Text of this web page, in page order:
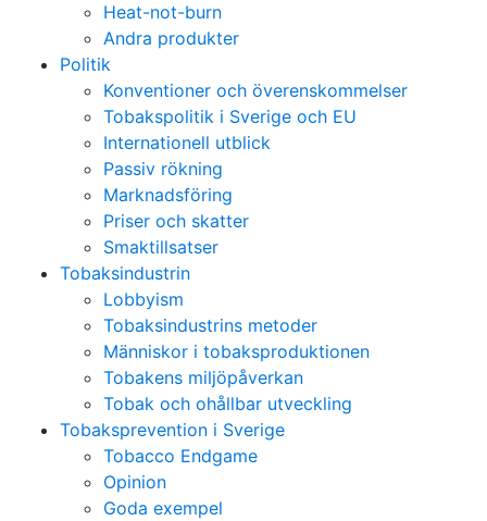
Heat-not-burn
Andra produkter
Politik
Konventioner och överenskommelser
Tobakspolitik i Sverige och EU
Internationell utblick
Passiv rökning
Marknadsföring
Priser och skatter
Smaktillsatser
Tobaksindustrin
Lobbyism
Tobaksindustrins metoder
Människor i tobaksproduktionen
Tobakens miljöpåverkan
Tobak och ohållbar utveckling
Tobaksprevention i Sverige
Tobacco Endgame
Opinion
Goda exempel